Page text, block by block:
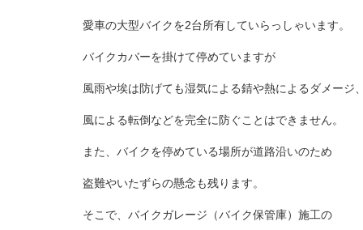
愛車の大型バイクを2台所有していらっしゃいます。
バイクカバーを掛けて停めていますが
風雨や埃は防げても湿気による錆や熱による ダメージ
風による転倒などを完全に防ぐことはできません。
また、バイクを停めている場所が道路沿いのため
盗難やいたずらの懸念も残ります。
そこで、バイクガレージ（バイク保管庫）施工の